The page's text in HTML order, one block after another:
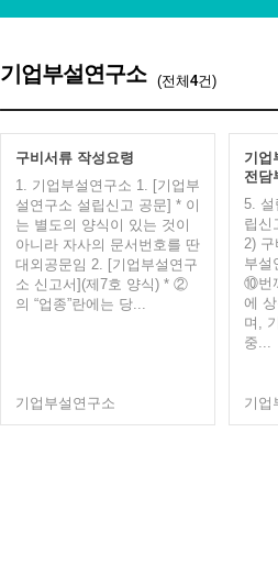
기업부설연구소 (전체4건)
구비서류 작성요령
​1. 기업부설연구소 1. [기업부
설연구소 설립신고 공문] * 이
는 별도의 양식이 있는 것이
아니라 자사의 문서번호를 딴
대외공문임 2. [기업부설연구
소 신고서](제7호 양식) * ②
의 “업종”란에는 당...
기업부설연구소
기업
전담
5. 설
립신
​2) 구
부설
⑩번
에
며,
중...
기업